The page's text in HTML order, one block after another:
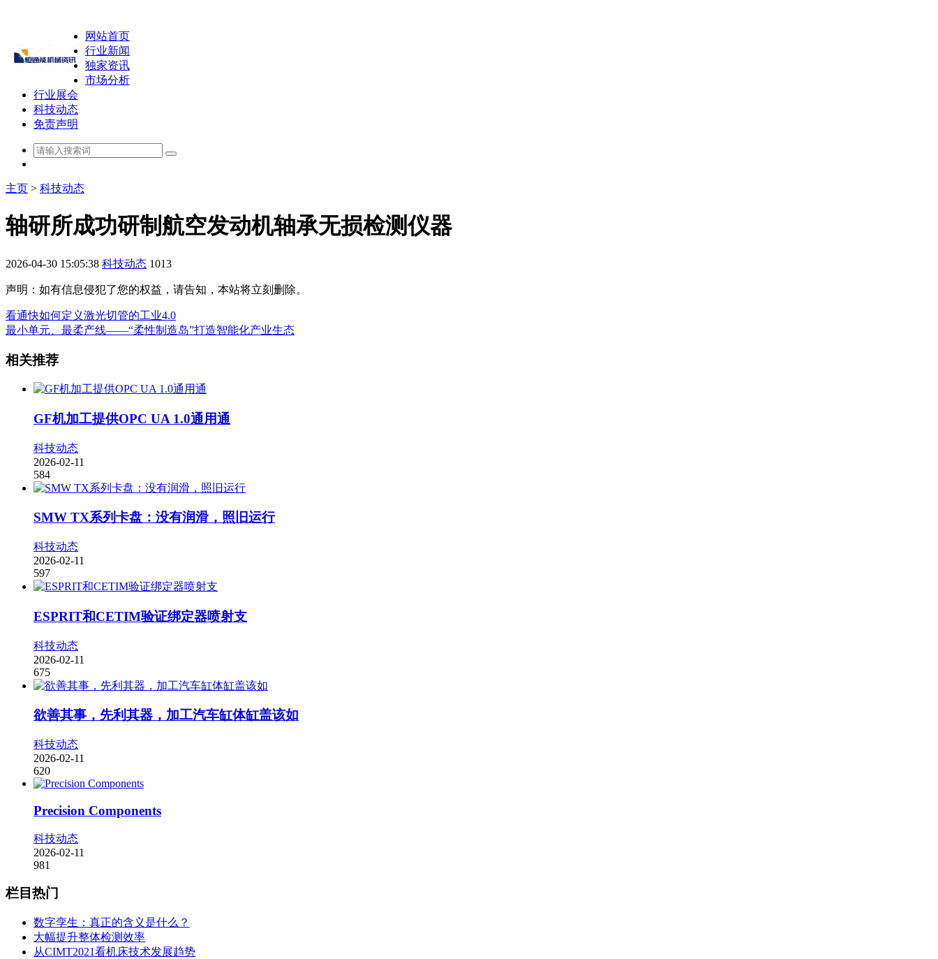
网站首页
行业新闻
独家资讯
市场分析
行业展会
科技动态
免责声明
主页 > 科技动态
轴研所成功研制航空发动机轴承无损检测仪器
2026-04-30 15:05:38 科技动态 1013
声明：如有信息侵犯了您的权益，请告知，本站将立刻删除。
看通快如何定义激光切管的工业4.0
最小单元、最柔产线——“柔性制造岛”打造智能化产业生态
相关推荐
GF机加工提供OPC UA 1.0通用通
科技动态
2026-02-11
584
SMW TX系列卡盘：没有润滑，照旧运行
科技动态
2026-02-11
597
ESPRIT和CETIM验证绑定器喷射支
科技动态
2026-02-11
675
欲善其事，先利其器，加工汽车缸体缸盖该如
科技动态
2026-02-11
620
Precision Components
科技动态
2026-02-11
981
栏目热门
数字孪生：真正的含义是什么？
大幅提升整体检测效率
从CIMT2021看机床技术发展趋势